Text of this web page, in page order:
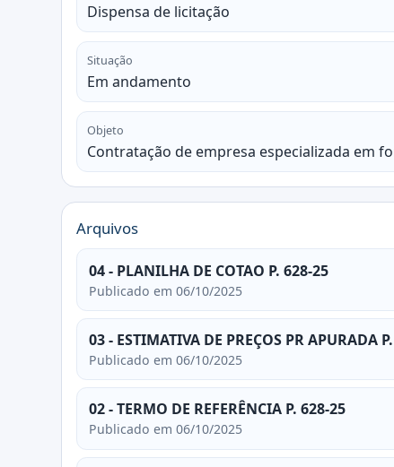
Dispensa de licitação
Situação
Em andamento
Objeto
Contratação de empresa especializada em
Arquivos
04 - PLANILHA DE COTAO P. 628-25
Publicado em 06/10/2025
03 - ESTIMATIVA DE PREÇOS PR APURADA
Publicado em 06/10/2025
02 - TERMO DE REFERÊNCIA P. 628-25
Publicado em 06/10/2025